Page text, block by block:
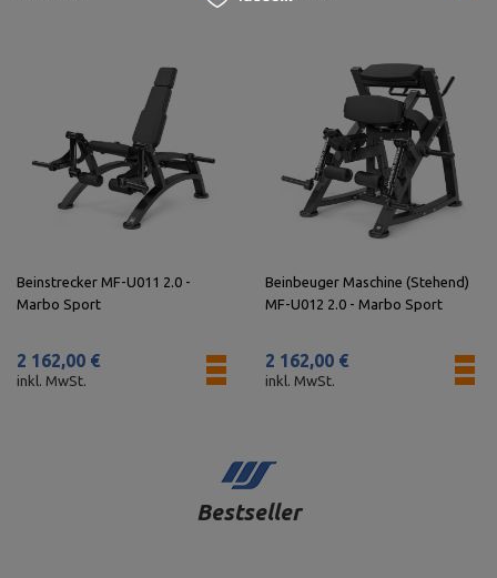
Beinstrecker MF-U011 2.0 -
Marbo Sport
2 162,00 €
inkl. MwSt.
Beinbeuger Maschine (Stehend)
MF-U012 2.0 - Marbo Sport
2 162,00 €
inkl. MwSt.
Bestseller